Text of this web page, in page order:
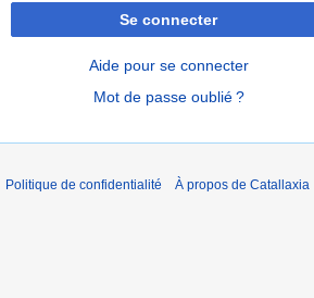
Se connecter
Aide pour se connecter
Mot de passe oublié ?
Politique de confidentialité À propos de Catallaxia